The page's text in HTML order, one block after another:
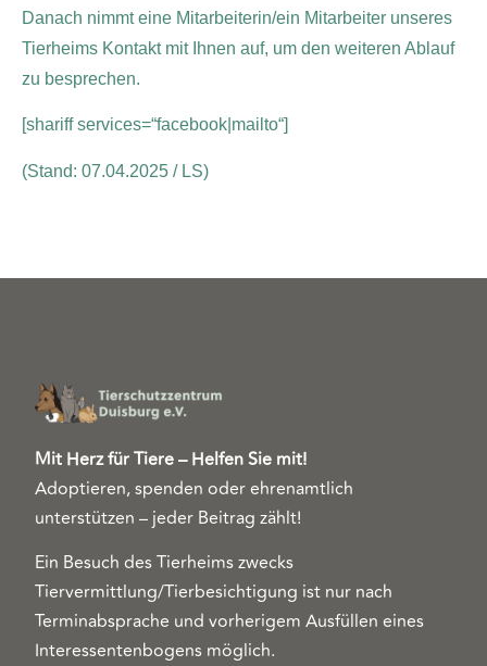
Danach nimmt eine Mitarbeiterin/ein Mitarbeiter unseres
Tierheims Kontakt mit Ihnen auf, um den weiteren Ablauf
zu besprechen.
[shariff services=“facebook|mailto“]
(Stand: 07.04.2025 / LS)
Mit Herz für Tiere – Helfen Sie mit!
Adoptieren, spenden oder ehrenamtlich
unterstützen – jeder Beitrag zählt!
Ein Besuch des Tierheims zwecks
Tiervermittlung/Tierbesichtigung ist nur nach
Terminabsprache und vorherigem Ausfüllen eines
Interessentenbogens möglich.